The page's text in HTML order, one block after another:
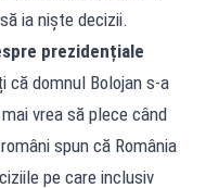
ia niște decizii.
prezidențiale
că domnul Bolojan s-a
vrea să plece când
spun că România
pe care inclusiv